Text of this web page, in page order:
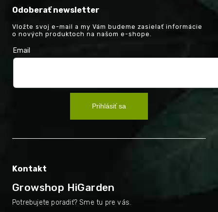
Odoberať newsletter
Vložte svoj e-mail a my Vám budeme zasielať informácie
o nových produktoch na našom e-shope.
Email
Prihlásiť sa
Kontakt
Growshop HiGarden